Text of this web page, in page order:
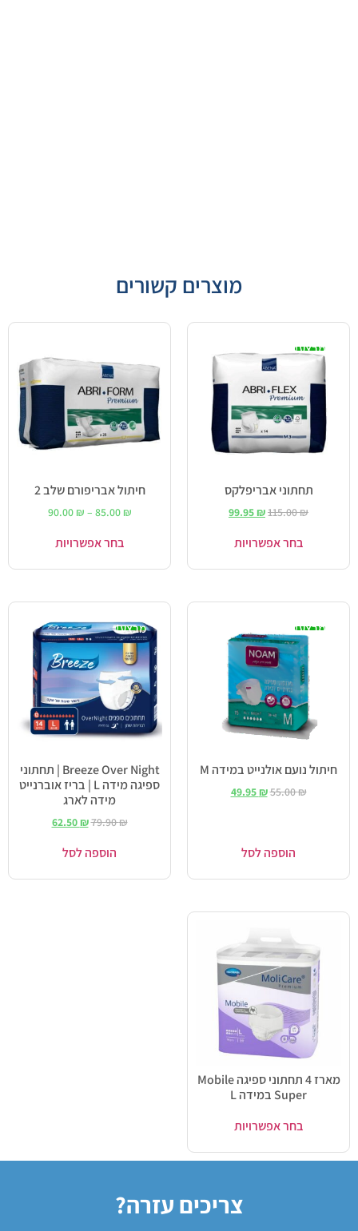
מוצרים קשורים
מבצע!
תחתוני אבריפלקס
115.00₪
99.95₪
בחר אפשרויות
חיתול אבריפורם שלב 2
85.00 ₪
–
90.00 ₪
בחר אפשרויות
מבצע!
חיתול נועם אולנייט במידה M
55.00₪
49.95₪
הוספה לסל
מבצע!
Breeze Over Night | תחתוני
ספיגה מידה L | בריז אוברנייט
מידה לארג
79.90₪
62.50₪
הוספה לסל
מארז 4 תחתוני ספיגה Mobile
Super במידה L
בחר אפשרויות
צריכים עזרה?